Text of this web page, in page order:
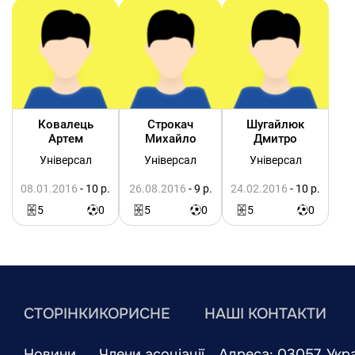
Ковалець
Артем
Універсал
08.01.2016 - 10 р.
5
0
Строкач
Михайло
Універсал
26.08.2016 - 9 р.
5
0
Шугайлюк
Дмитро
Універсал
24.02.2016 - 10 р.
5
0
СТОРІНКИКОРИСНЕ НАШІ КОНТАКТИ